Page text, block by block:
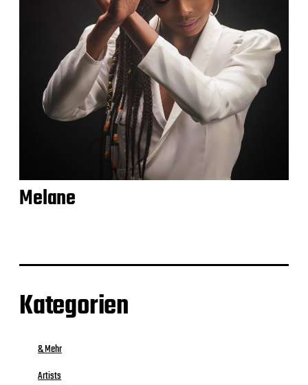
Melane
Kategorien
& Mehr
Artists